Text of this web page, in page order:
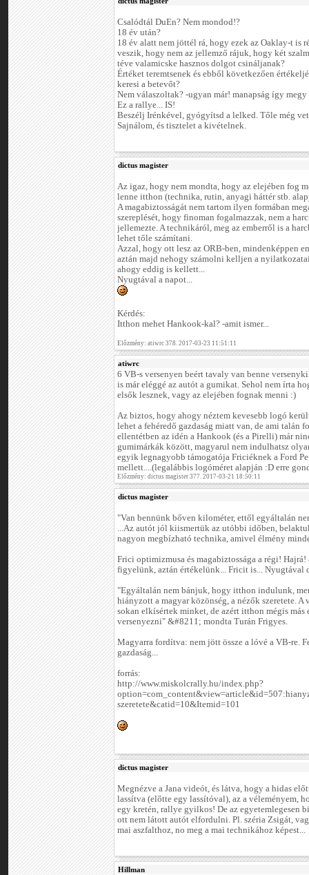
Csalódtál DuEn? Nem mondod!?
18 év után?
18 év alatt nem jöttél rá, hogy ezek az Oaklay-t is
veszik, hogy nem az jellemző rájuk, hogy két
téve valamicske hasznos dolgot csináljanak?
Értéket teremtsenek és ebből következően
keresi a betevőt?
Nem válaszoltak? -ugyan már! manapság így
Ez a rallye... IS!
Beszélj Irénkével, gyógyítsd a lelked. Tőle még
Sajnálom, és tisztelet a kivételnek.
dictus magister
Az igaz, hogy nem mondta, hogy az elejében fog
lenne itthon (technika, rutin, anyagi háttér stb.
A magabiztosságát nem tartom ilyen formában
szereplését, hogy finoman fogalmazzak, nem a
jellemezte. A technikáról, meg az emberről is a
lehet tőle számítani.
Azzal, hogy ott lesz az ORB-ben, mindenképpen
aztán majd nehogy számolni kelljen a
ahogy eddig is kellett...
Nyugtával a napot...
Kérdés:
Itthon mehet Hankook-kal? -amit ismer...
Előzmény: atiwrc 378. 2017-03-23 11:51:11
atiwrc
6 VB-s versenyen beért tavaly van benne
is már eléggé az autót a gumikat. Sehol nem írta
elsők lesznek, vagy az elejében fognak menni :)
Az biztos, hogy ahogy néztem kevesebb logó
lehet a fehéredő gazdaság miatt van, de ami talán
ellentétben az idén a Hankook (és a Pirelli) már
gumimárkák között, magyarul nem indulhatsz
egyik legnagyobb támogatója Friciéknek a Ford
mellett....(legalábbis logóméret alapján :D erre
Előzmény: dictus magister 377. 2017-03-21 18:50:11
dictus magister
"Van bennünk bőven kilométer, ettől egyáltalán
...Az autót jól kiismertük az utóbbi időben,
nagyon megbízható technika, amivel élmény
Frici optimizmusa és magabiztossága a régi!
figyelünk, aztán értékelünk... Fricit is... Nyugtával
"Egyáltalán nem bánjuk, hogy itthon indulunk,
hiányzott a magyar közönség, a nézők szeretete. A
sokan elkísértek minket, de azért itthon mégis más
versenyezni" &#8211; mondta Turán Frigyes.
Magyarra fordítva: nem jött össze a lóvé a VB-re.
gazdaság...
forrás:
http://www.miskolcrally.hu/index.php?
szeretete&catid=10&Itemid=101
dictus magister
Megnézve a Jana videót, és látva, hogy a hidas
lassítva (előtte egy lassítóval), az a véleményem,
egy kretén, rallye gyilkos! De az egyetemlegesen
ott nem látott autót elfordulni. Pl. széria Zsigát,
mai aszfalthoz, no meg a mai technikához képest...
Hillman